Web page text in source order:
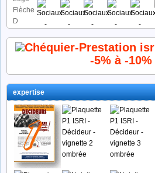
-5% à -10%
expertise